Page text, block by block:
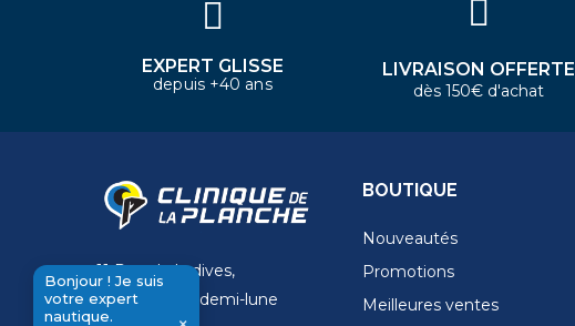
Bonjour ! Je suis
votre expert
nautique.
EXPERT GLISSE
depuis +40 ans
LIVRAISON OFFERTE
dès 150€ d'achat
11 Rue de la dives,
4 Place de la demi-lune
BOUTIQUE
Nouveautés
Promotions
Meilleures ventes